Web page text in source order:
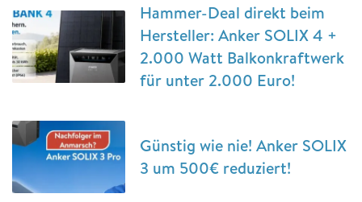
Hammer-Deal direkt beim
Hersteller: Anker SOLIX 4 +
2.000 Watt Balkonkraftwerk
für unter 2.000 Euro!
Günstig wie nie! Anker SOLIX
3 um 500€ reduziert!